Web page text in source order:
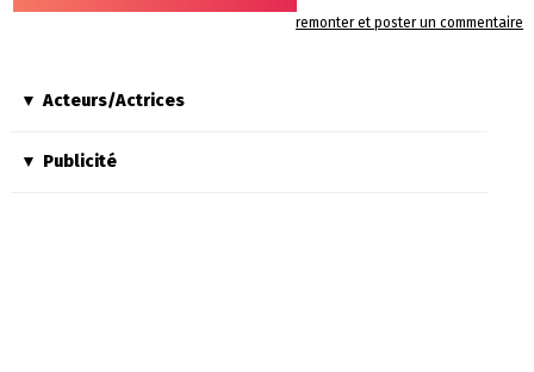
remonter et poster un commentaire
Acteurs/Actrices
Publicité